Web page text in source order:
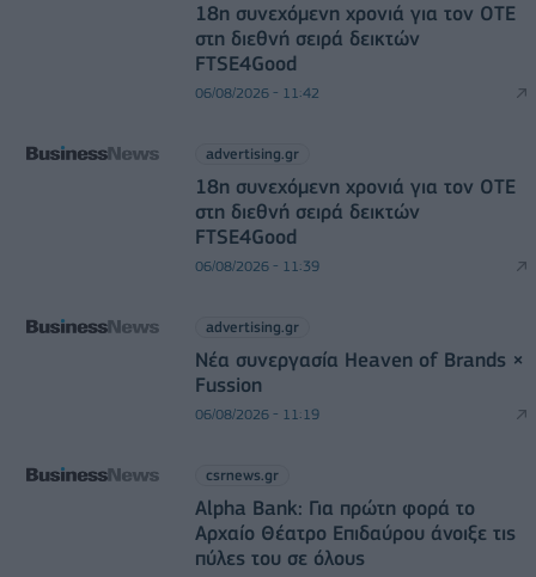
18η συνεχόμενη χρονιά για τον ΟΤΕ
στη διεθνή σειρά δεικτών
FTSE4Good
06/08/2026 - 11:42
advertising.gr
18η συνεχόμενη χρονιά για τον ΟΤΕ
στη διεθνή σειρά δεικτών
FTSE4Good
06/08/2026 - 11:39
advertising.gr
Νέα συνεργασία Heaven of Brands ×
Fussion
06/08/2026 - 11:19
csrnews.gr
Alpha Bank: Για πρώτη φορά το
Αρχαίο Θέατρο Επιδαύρου άνοιξε τις
πύλες του σε όλους